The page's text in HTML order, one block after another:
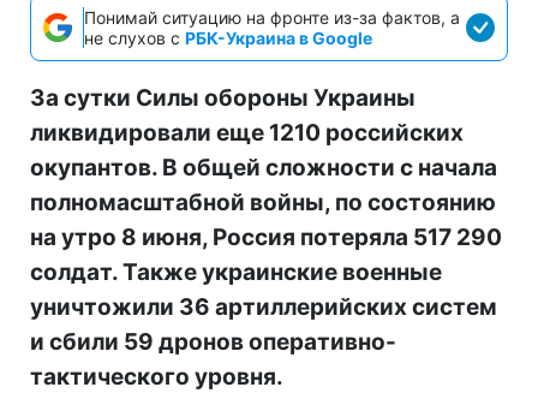
Понимай ситуацию на фронте из-за фактов, а
не слухов с РБК-Украина в Google
За сутки Силы обороны Украины
ликвидировали еще 1210 российских
окупантов. В общей сложности с начала
полномасштабной войны, по состоянию
на утро 8 июня, Россия потеряла 517 290
солдат. Также украинские военные
уничтожили 36 артиллерийских систем
и сбили 59 дронов оперативно-
тактического уровня.